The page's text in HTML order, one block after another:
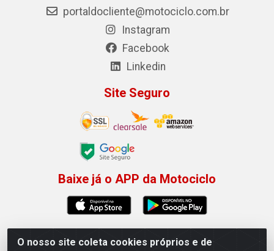
O nosso site coleta cookies próprios e de
portaldocliente@motociclo.com.br
Instagram
Facebook
Linkedin
Site Seguro
Baixe já o APP da Motociclo